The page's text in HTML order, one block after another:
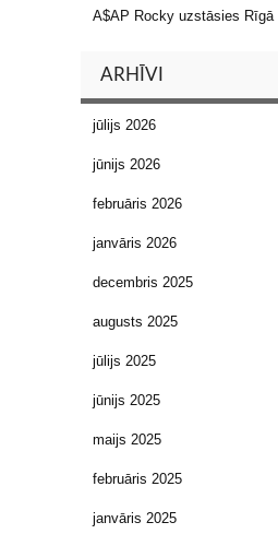
A$AP Rocky uzstāsies Rīgā
ARHĪVI
jūlijs 2026
jūnijs 2026
februāris 2026
janvāris 2026
decembris 2025
augusts 2025
jūlijs 2025
jūnijs 2025
maijs 2025
februāris 2025
janvāris 2025